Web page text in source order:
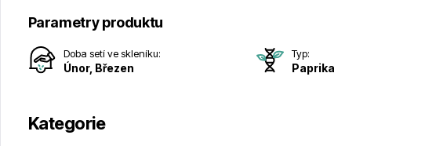
Parametry produktu
Doba setí ve skleníku:
Únor, Březen
Typ:
Paprika
Kategorie